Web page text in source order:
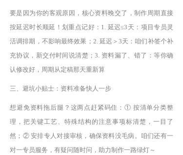
要是因为你的客观原因，核心资料晚交了，制作周期直接
按延迟时长顺延！划重点记好：1. 延迟≤3天：项目专员灵
活调排期，不影响最终效果；2. 延迟＞3天：咱们补签个补
充协议，新交付时间说清楚；3. 资料漏了、错了：等你确
认修改好，周期从定稿那天重新算
三、避坑小贴士：资料准备快人一步
想避免资料拖后腿？这两点赶紧码住：① 按清单分类整
理，把关键工艺、特殊结构的注意事项标清楚，一目了
然；② 安排专人对接审核，确保资料没毛病。咱们还有一
对一专员服务，有疑问随时问，助力制作一路绿灯～